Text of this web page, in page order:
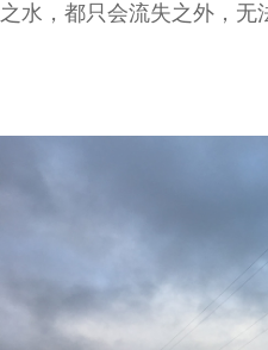
之水，都只会流失之外，无